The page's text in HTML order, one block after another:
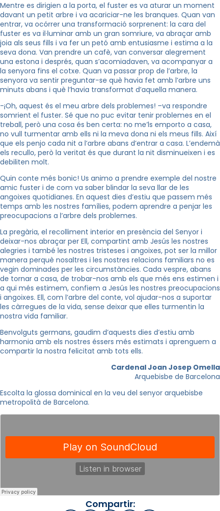
Mentre es dirigien a la porta, el fuster es va aturar un moment
davant un petit arbre i va acariciar-ne les branques. Quan van
entrar, va ocórrer una transformació sorprenent: la cara del
fuster es va il·luminar amb un gran somriure, va abraçar amb
joia als seus fills i va fer un petó amb entusiasme i estima a la
seva dona. Van prendre un cafè, van conversar alegrement
una estona i després, quan s’acomiadaven, va acompanyar a
la senyora fins el cotxe. Quan va passar prop de l’arbre, la
senyora va sentir preguntar-se què havia fet amb l’arbre uns
minuts abans i què l’havia transformat d’aquella manera.
-¡Oh, aquest és el meu arbre dels problemes! –va respondre
somrient el fuster. Sé que no puc evitar tenir problemes en el
treball, però una cosa és ben certa: no me’ls emporto a casa,
no vull turmentar amb ells ni la meva dona ni els meus fills. Així
que els penjo cada nit a l’arbre abans d’entrar a casa. L’endemà
els recullo, però la veritat és que durant la nit disminueixen i es
debiliten molt.
Quin conte més bonic! Us animo a prendre exemple del nostre
amic fuster i de com va saber blindar la seva llar de les
angoixes quotidianes. En aquest dies d’estiu que passem més
temps amb les nostres famílies, podem aprendre a penjar les
preocupacions a l’arbre dels problemes.
La pregària, el recolliment interior en presència del Senyor i
deixar-nos abraçar per Ell, compartint amb Jesús les nostres
alegries i també les nostres tristeses i angoixes, pot ser la millor
manera perquè nosaltres i les nostres relacions familiars no es
vegin dominades per les circumstàncies. Cada vespre, abans
de tornar a casa, de trobar-nos amb els que més ens estimen i
a qui més estimem, confiem a Jesús les nostres preocupacions
i angoixes. Ell, com l’arbre del conte, vol ajudar-nos a suportar
les càrregues de la vida, sense deixar que elles turmentin la
nostra vida familiar.
Benvolguts germans, gaudim d’aquests dies d’estiu amb
harmonia amb els nostres éssers més estimats i aprenguem a
compartir la nostra felicitat amb tots ells.
Cardenal Joan Josep Omella
Arquebisbe de Barcelona
Escolta la glossa dominical en la veu del senyor arquebisbe
metropolità de Barcelona.
Compartir: